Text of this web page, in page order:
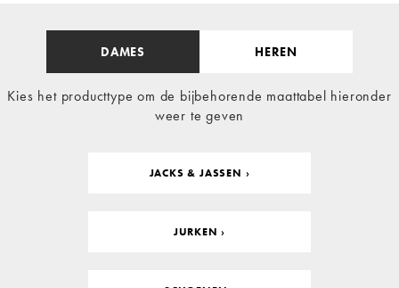
DAMES HEREN
Kies het producttype om de bijbehorende maattabel hieronder
weer te geven
JACKS & JASSEN ›
JURKEN ›